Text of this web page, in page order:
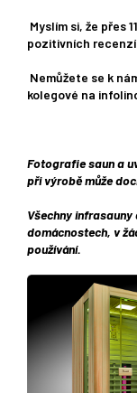
Myslím si, že přes
pozitivních
Nemůžete se k
kolegové na
Fotografie saun a
při výrobě může
Všechny
domácnostech, v
používání.